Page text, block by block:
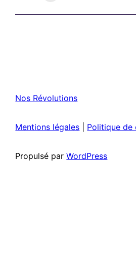
Nos Révolutions
Mentions légales Politique
Propulsé parWordPress